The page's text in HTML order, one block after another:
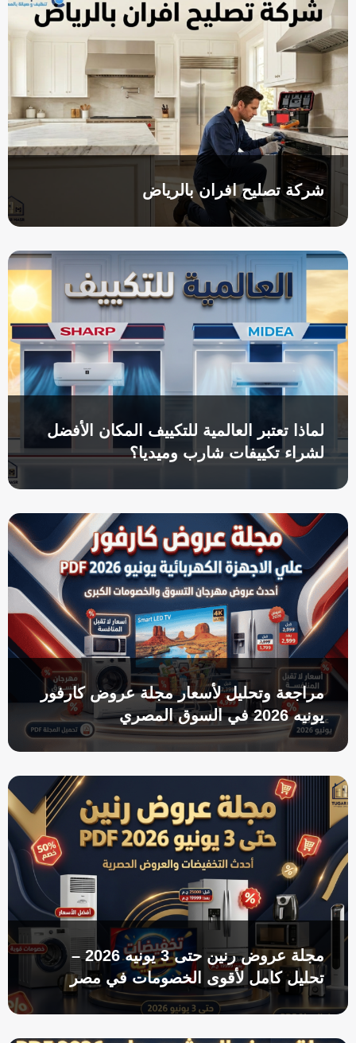
q
a
r
e
k
شركة تصليح افران بالرياض
لماذا تعتبر العالمية للتكييف المكان الأفضل
لشراء تكييفات شارب وميديا؟
مراجعة وتحليل لأسعار مجلة عروض كارفور
يونيه 2026 في السوق المصري
مجلة عروض رنين حتى 3 يونيه 2026 –
تحليل كامل لأقوى الخصومات في مصر